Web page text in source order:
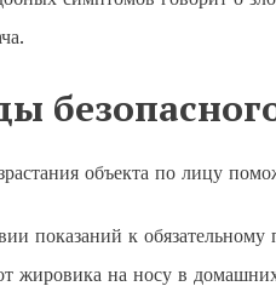
объекта по лицу
показаний к
жировика на носу в